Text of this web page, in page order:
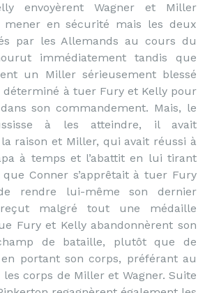
envoyèrent Wagner et Miller
mener en sécurité mais les deux
par les Allemands au cours du
immédiatement tandis que
un Miller sérieusement blessé
déterminé à tuer Fury et Kelly pour
son commandement. Mais, le
à les atteindre, il avait
raison et Miller, qui avait réussi à
à temps et l’abattit en lui tirant
Conner s’apprêtait à tuer Fury
rendre lui-même son dernier
malgré tout une médaille
Fury et Kelly abandonnèrent son
de bataille, plutôt que de
portant son corps, préférant au
corps de Miller et Wagner. Suite